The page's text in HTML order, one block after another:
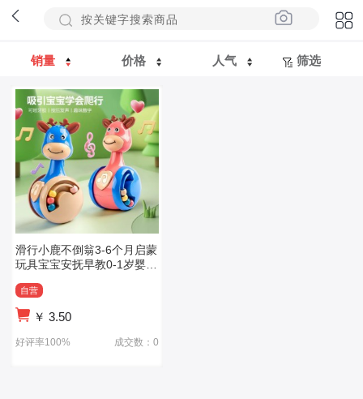
销量 价格 人气 筛选
滑行小鹿不倒翁3-6个月启蒙
玩具宝宝安抚早教0-1岁婴幼
自营
￥ 3.50
好评率100% 成交数：0